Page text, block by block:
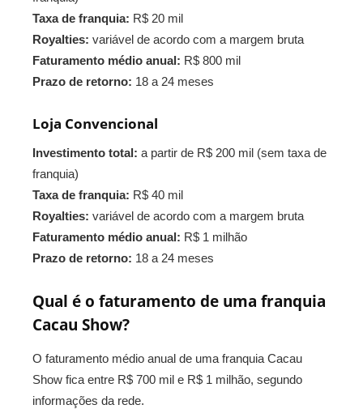
Taxa de franquia: R$ 20 mil
Royalties: variável de acordo com a margem bruta
Faturamento médio anual: R$ 800 mil
Prazo de retorno: 18 a 24 meses
Loja Convencional
Investimento total: a partir de R$ 200 mil (sem taxa de
franquia)
Taxa de franquia: R$ 40 mil
Royalties: variável de acordo com a margem bruta
Faturamento médio anual: R$ 1 milhão
Prazo de retorno: 18 a 24 meses
Qual é o faturamento de uma franquia
Cacau Show?
O faturamento médio anual de uma franquia Cacau
Show fica entre R$ 700 mil e R$ 1 milhão, segundo
informações da rede.